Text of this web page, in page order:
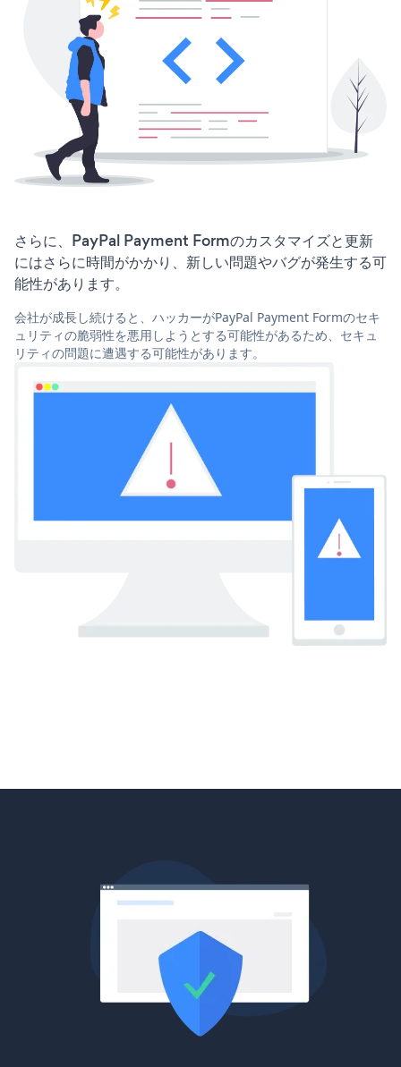
さらに、PayPal Payment Formのカスタマイズと更新
にはさらに時間がかかり、新しい問題やバグが発生する可
能性があります。
会社が成長し続けると、ハッカーがPayPal Payment Formのセキ
ュリティの脆弱性を悪用しようとする可能性があるため、セキュ
リティの問題に遭遇する可能性があります。